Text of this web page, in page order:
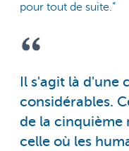
pour tout de suite.”
Il s'agit là d'une
considérables.
de la
celle où les